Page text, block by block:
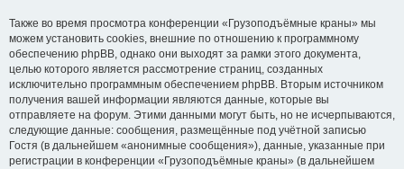
Также во время просмотра конференции «Грузоподъёмные краны» мы
можем установить cookies, внешние по отношению к программному
обеспечению phpBB, однако они выходят за рамки этого документа,
целью которого является рассмотрение страниц, созданных
исключительно программным обеспечением phpBB. Вторым источником
получения вашей информации являются данные, которые вы
отправляете на форум. Этими данными могут быть, но не исчерпываются,
следующие данные: сообщения, размещённые под учётной записью
Гостя (в дальнейшем «анонимные сообщения»), данные, указанные при
регистрации в конференции «Грузоподъёмные краны» (в дальнейшем